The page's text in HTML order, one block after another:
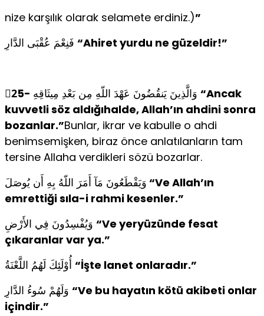
nize karşılık olarak selamete erdiniz.)”
“Ahiret yurdu ne güzeldir!”
2ّ5-
“Ancak
kuvvetli söz aldığıhalde, Allah’ın ahdini sonra
bozanlar.”Bunlar, ikrar ve kabulle o ahdi
benimsemişken, biraz önce anlatılanların tam
tersine Allaha verdikleri sözü bozarlar.
وَيَقْطَعُونَ مَآ أَمَرَ اللّهُ بِهِ أَن يُوصَلَ “Ve Allah’ın
emrettiği sıla-i rahmi kesenler.”
“Ve yeryüzünde fesat
çıkaranlar var ya.”
“İşte lanet onlaradır.”
“Ve bu hayatın kötü akibeti onlar
içindir.”